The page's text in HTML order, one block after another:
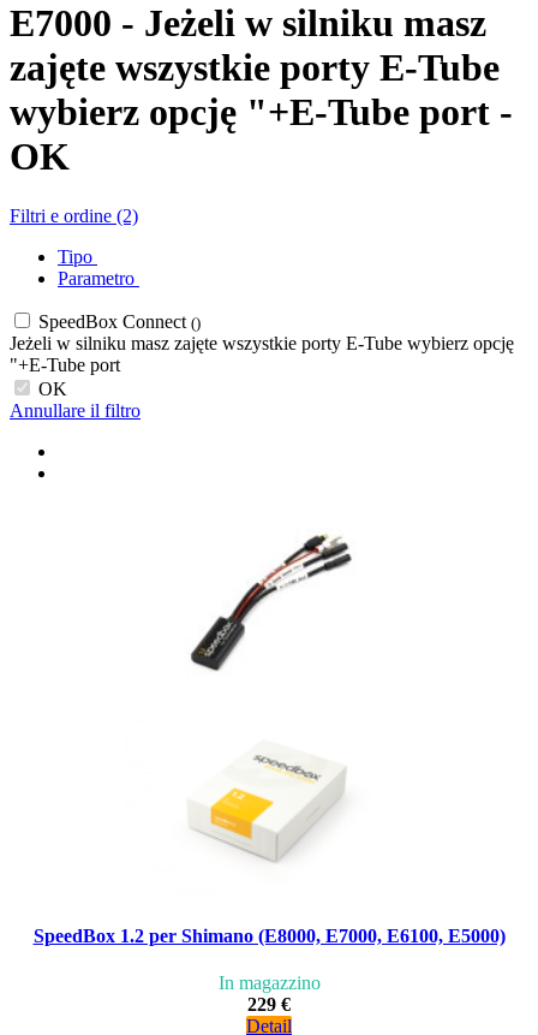
E7000 - Jeżeli w silniku masz
zajęte wszystkie porty E-Tube
wybierz opcję "+E-Tube port -
OK
Filtri e ordine (2)
Tipo
Parametro
SpeedBox Connect ()
Jeżeli w silniku masz zajęte wszystkie porty E-Tube wybierz opcję
"+E-Tube port
OK
Annullare il filtro
SpeedBox 1.2 per Shimano (E8000, E7000, E6100, E5000)
In magazzino
229 €
Detail